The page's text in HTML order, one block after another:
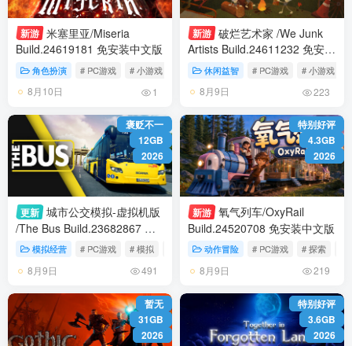
新游 米塞里亚/Miseria
Build.24619181 免安装中文版
角色扮演 # PC游戏 # 小游戏 # 角色扮演
8月10日 1
新游 破烂艺术家 /We Junk
Artists Build.24611232 免安装
中文版
休闲益智 # PC游戏 # 小游戏
8月9日 223
褒贬不一
12GB
2026
更新 城市公交模拟-虚拟机版
/The Bus Build.23682867 免
安装中文版
模拟经营 # PC游戏 # 模拟
8月9日 491
特别好评
4.3GB
2026
新游 氧气列车/OxyRail
Build.24520708 免安装中文版
动作冒险 # PC游戏 # 探索
8月9日 219
暂无
31GB
2026
特别好评
3.6GB
2026